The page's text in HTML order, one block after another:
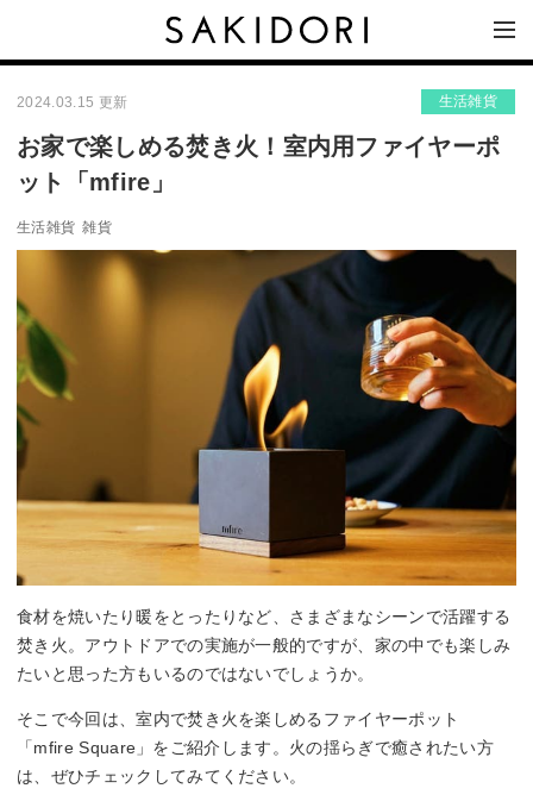
2024.03.15 更新 生活雑貨
お家で楽しめる焚き火！室内用ファイヤーポ
ット「mfire」
生活雑貨 雑貨
食材を焼いたり暖をとったりなど、さまざまなシーンで活躍する
焚き火。アウトドアでの実施が一般的ですが、家の中でも楽しみ
たいと思った方もいるのではないでしょうか。
そこで今回は、室内で焚き火を楽しめるファイヤーポット
「mfire Square」をご紹介します。火の揺らぎで癒されたい方
は、ぜひチェックしてみてください。